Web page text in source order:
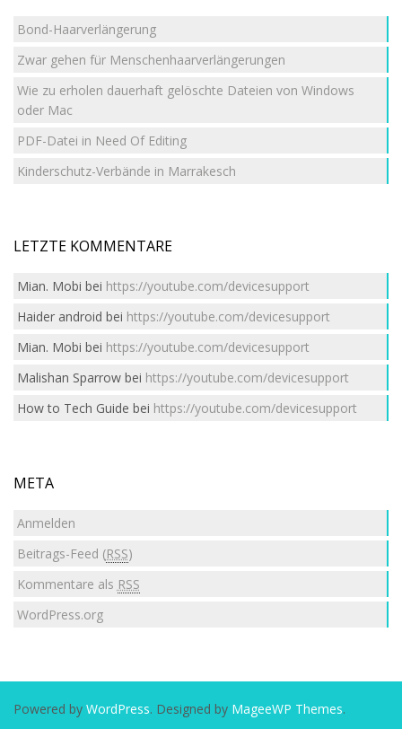
Bond-Haarverlängerung
Zwar gehen für Menschenhaarverlängerungen
Wie zu erholen dauerhaft gelöschte Dateien von Windows
oder Mac
PDF-Datei in Need Of Editing
Kinderschutz-Verbände in Marrakesch
LETZTE KOMMENTARE
Mian. Mobi bei https://youtube.com/devicesupport
Haider android bei https://youtube.com/devicesupport
Mian. Mobi bei https://youtube.com/devicesupport
Malishan Sparrowbei https://youtube.com/devicesupport
How to Tech Guide bei https://youtube.com/devicesupport
META
Anmelden
Beitrags-Feed (RSS)
Kommentare als RSS
WordPress.org
Powered by WordPress. Designed by MageeWP Themes.